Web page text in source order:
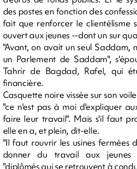
des postes en fonction des
fait que renforcer le clientélisme
ouvert aux jeunes --dont un sur
"Avant, on avait un seul Saddam,
un Parlement de Saddam",
Tahrir de Bagdad, Rafel, qui
financière.
Casquette noire vissée sur son
"ce n'est pas à moi d'expliquer
faire leur travail". Mais s'il faut
elle en a, et plein, dit-elle.
"Il faut rouvrir les usines fermées
donner du travail aux jeunes
"diplômés qui se retrouvent à